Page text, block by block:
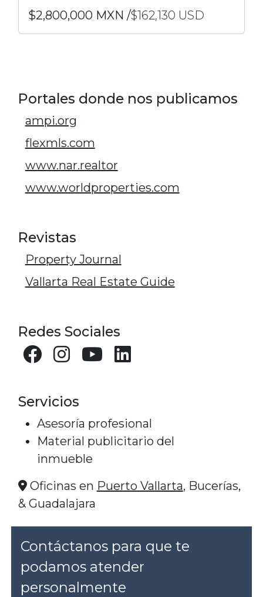
$2,800,000 MXN /$162,130 USD
Portales donde nos publicamos
ampi.org
flexmls.com
www.nar.realtor
www.worldproperties.com
Revistas
Property Journal
Vallarta Real Estate Guide
Redes Sociales
Servicios
Asesoría profesional
Material publicitario del
inmueble
Oficinas en Puerto Vallarta, Bucerías,
& Guadalajara
Contáctanos para que te
podamos atender
personalmente